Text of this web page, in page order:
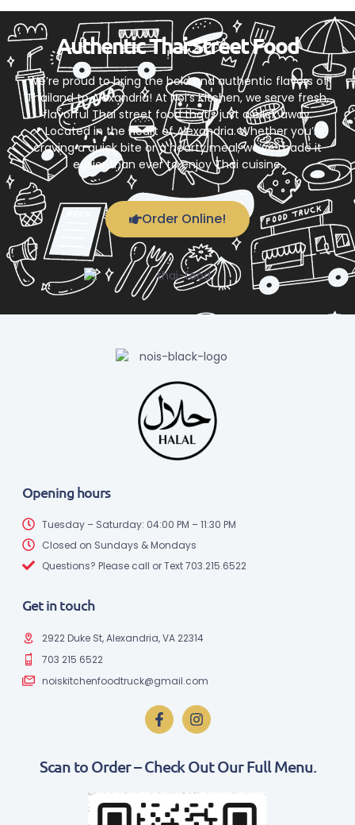
Authentic Thai Street Food
We’re proud to bring the bold and authentic flavors of
Thailand to Alexandria! At Noi’s Kitchen, we serve fresh,
flavorful Thai street food that’s just a click away.
📍 Located in the heart of Alexandria. Whether you’re
craving a quick bite or a hearty meal, we’ve made it
easier than ever to enjoy Thai cuisine.
Order Online!
Opening hours
Tuesday – Saturday: 04:00 PM – 11:30 PM
Closed on Sundays & Mondays
Questions? Please call or Text 703.215.6522
Get in touch
2922 Duke St, Alexandria, VA 22314
703 215 6522
noiskitchenfoodtruck@gmail.com
Scan to Order – Check Out Our Full Menu.